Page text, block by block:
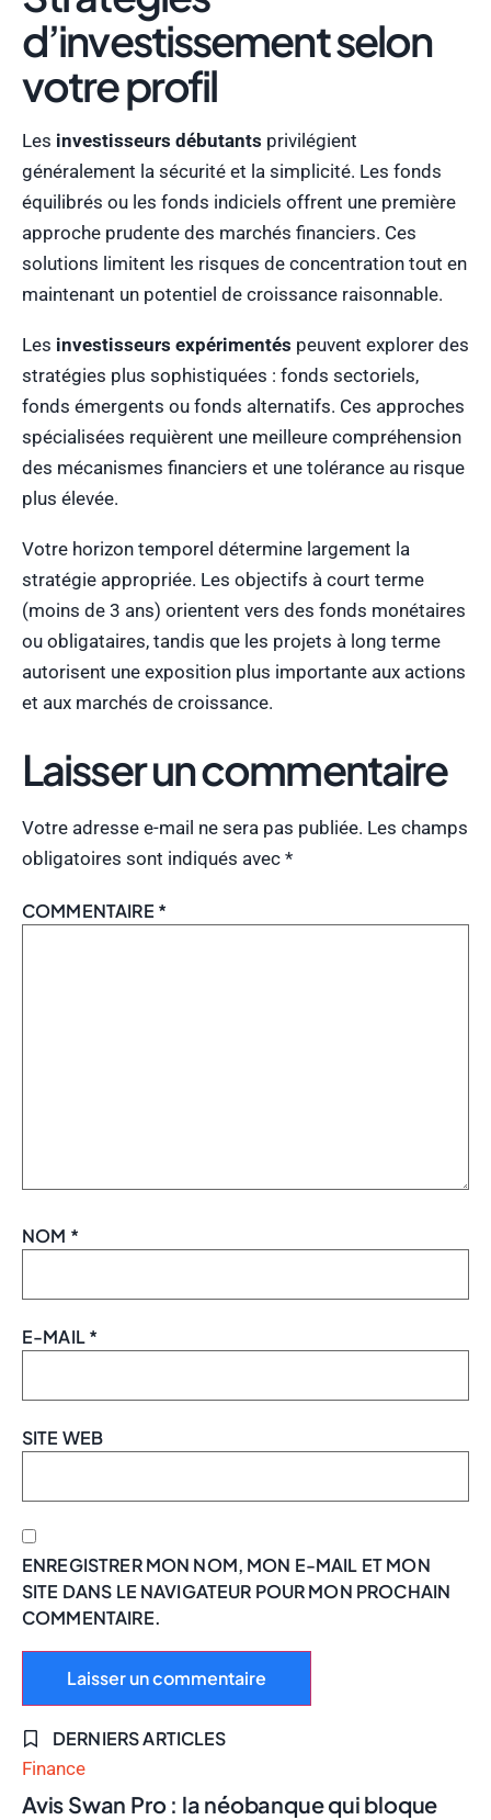
d’investissement selon
votre profil
Les investisseurs débutants privilégient
généralement la sécurité et la simplicité. Les fonds
équilibrés ou les fonds indiciels offrent une première
approche prudente des marchés financiers. Ces
solutions limitent les risques de concentration tout en
maintenant un potentiel de croissance raisonnable.
Les investisseurs expérimentés peuvent explorer des
stratégies plus sophistiquées : fonds sectoriels,
fonds émergents ou fonds alternatifs. Ces approches
spécialisées requièrent une meilleure compréhension
des mécanismes financiers et une tolérance au risque
plus élevée.
Votre horizon temporel détermine largement la
stratégie appropriée. Les objectifs à court terme
(moins de 3 ans) orientent vers des fonds monétaires
ou obligataires, tandis que les projets à long terme
autorisent une exposition plus importante aux actions
et aux marchés de croissance.
Laisser un commentaire
Votre adresse e-mail ne sera pas publiée. Les champs
obligatoires sont indiqués avec *
COMMENTAIRE *
NOM *
E-MAIL*
SITE WEB
ENREGISTRER MON NOM, MON E-MAIL ET MON
SITE DANS LE NAVIGATEUR POUR MON PROCHAIN
COMMENTAIRE.
DERNIERS ARTICLES
Finance
Avis Swan Pro : la néobanque qui bloque